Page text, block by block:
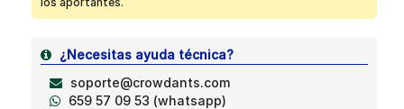
¿Necesitas ayuda técnica?
soporte@crowdants.com
659 57 09 53 (whatsapp)